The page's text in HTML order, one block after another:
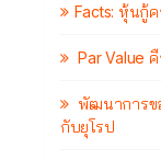
Facts: หุ้นกู้
Par Value คื
พัฒนาการข
กับยุโรป